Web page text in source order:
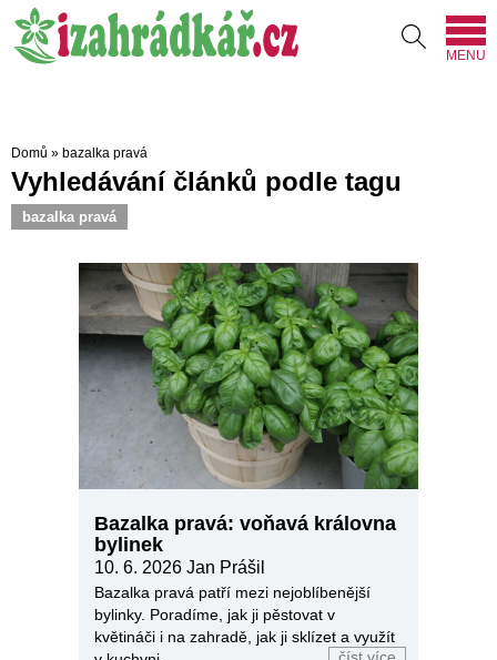
MENU
Domů » bazalka pravá
Vyhledávání článků podle tagu
bazalka pravá
Bazalka pravá: voňavá královna
bylinek
10. 6. 2026 Jan Prášil
Bazalka pravá patří mezi nejoblíbenější
bylinky. Poradíme, jak ji pěstovat v
květináči i na zahradě, jak ji sklízet a využít